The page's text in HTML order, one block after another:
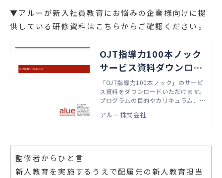
▼アルーが新入社員教育にお悩みの企業様向けに提
供している研修資料はこちらからご確認ください。
OJT指導力100本ノック
サービス資料ダウンロー
ド
「OJT指導力100本ノック」のサービ
ス資料をダウンロードいただけます。
プログラムの目的やカリキュラム、実
アルー株式会社
監修者からひと言
新人教育を実施するうえで配属先の新人教育担当